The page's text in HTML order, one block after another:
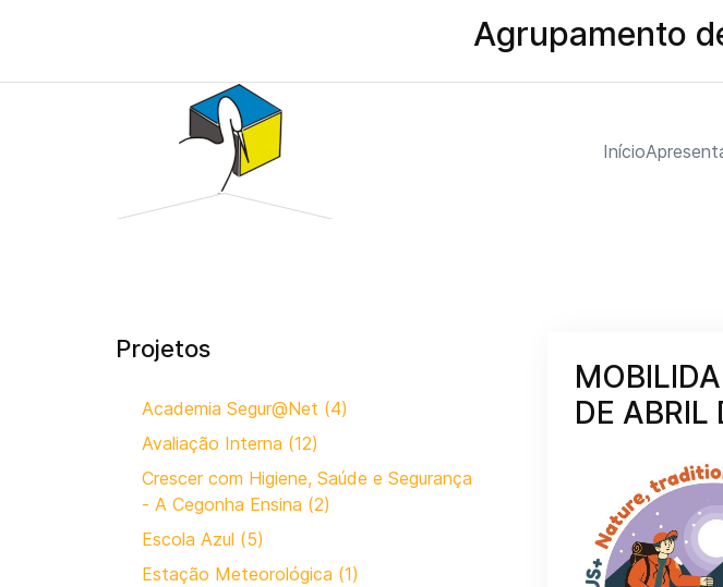
Agrupamento
Início
Projetos
Academia Segur@Net (4)
Avaliação Interna (12)
Crescer com Higiene, Saúde e Segurança
- A Cegonha Ensina (2)
Escola Azul (5)
Estação Meteorológica (1)
DE